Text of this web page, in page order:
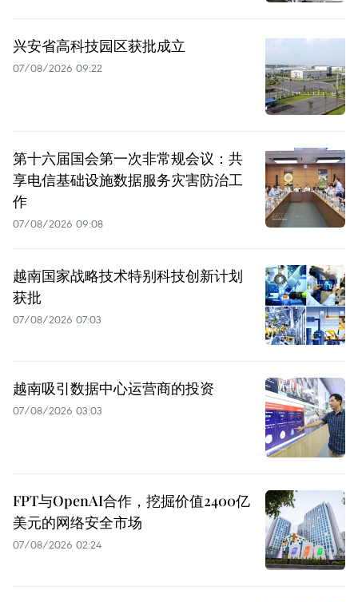
兴安省高科技园区获批成立
07/08/2026 09:22
第十六届国会第一次非常规会议：共
享电信基础设施数据服务灾害防治工
作
07/08/2026 09:08
越南国家战略技术特别科技创新计划
获批
07/08/2026 07:03
越南吸引数据中心运营商的投资
07/08/2026 03:03
FPT与OpenAI合作，挖掘价值2400亿
美元的网络安全市场
07/08/2026 02:24